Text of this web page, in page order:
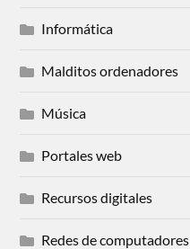
Informática
Malditos ordenadores
Música
Portales web
Recursos digitales
Redes de computadores